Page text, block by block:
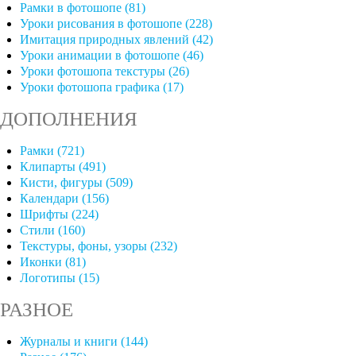
Рамки в фотошопе (81)
Уроки рисования в фотошопе (228)
Имитация природных явлений (42)
Уроки анимации в фотошопе (46)
Уроки фотошопа текстуры (26)
Уроки фотошопа графика (17)
ДОПОЛНЕНИЯ
Рамки (721)
Клипарты (491)
Кисти, фигуры (509)
Календари (156)
Шрифты (224)
Стили (160)
Текстуры, фоны, узоры (232)
Иконки (81)
Логотипы (15)
РАЗНОЕ
Журналы и книги (144)